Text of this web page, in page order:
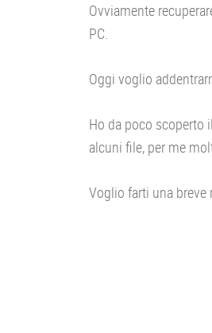
Ovviamente
PC.
Oggi voglio
Ho da poco scoperto
alcuni file, per me
Voglio farti una